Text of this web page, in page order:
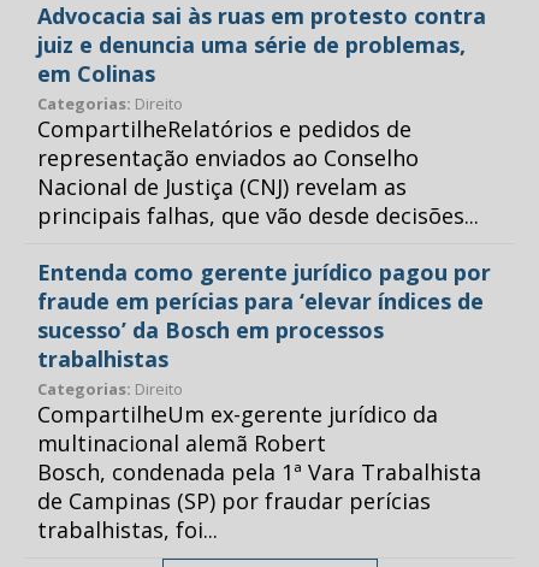
Advocacia sai às ruas em protesto contra
juiz e denuncia uma série de problemas,
em Colinas
Categorias: Direito
CompartilheRelatórios e pedidos de
representação enviados ao Conselho
Nacional de Justiça (CNJ) revelam as
principais falhas, que vão desde decisões...
Entenda como gerente jurídico pagou por
fraude em perícias para ‘elevar índices de
sucesso’ da Bosch em processos
trabalhistas
Categorias: Direito
CompartilheUm ex-gerente jurídico da
multinacional alemã Robert
Bosch, condenada pela 1ª Vara Trabalhista
de Campinas (SP) por fraudar perícias
trabalhistas, foi...